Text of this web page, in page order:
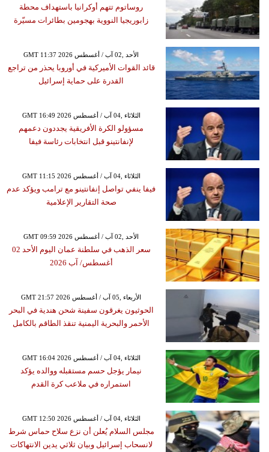
روساتوم تتهم أوكرانيا باستهداف محطة
زابوريجيا النووية بهجومين بطائرات مسيّرة
GMT 11:37 2026 الأحد ,02 آب / أغسطس
قائد القوات الأميركية في أوروبا يحذر من تراجع
القدرة على حماية إسرائيل
GMT 16:49 2026 الثلاثاء ,04 آب / أغسطس
مسؤولو الكرة الأفريقية يجددون دعمهم
لإنفانتينو قبل انتخابات رئاسة فيفا
GMT 11:15 2026 الثلاثاء ,04 آب / أغسطس
فيفا ينفي تواصل إنفانتينو مع ترامب ويؤكد عدم
صحة التقارير الإعلامية
GMT 09:59 2026 الأحد ,02 آب / أغسطس
سعر الذهب في سلطنة عمان اليوم الأحد 02
أغسطس/ آب 2026
GMT 21:57 2026 الأربعاء ,05 آب / أغسطس
الحوثيون يغرقون سفينة شحن هندية في البحر
الأحمر والبحرية اليمنية تنقذ الطاقم بالكامل
GMT 16:04 2026 الثلاثاء ,04 آب / أغسطس
نيمار يؤجل حسم مستقبله ووالده يؤكد
استمراره في ملاعب كرة القدم
GMT 12:50 2026 الثلاثاء ,04 آب / أغسطس
مجلس السلام يُعلن أن نزع سلاح حماس شرط
لانسحاب إسرائيل وبيان ثلاثي يدين الانتهاكات